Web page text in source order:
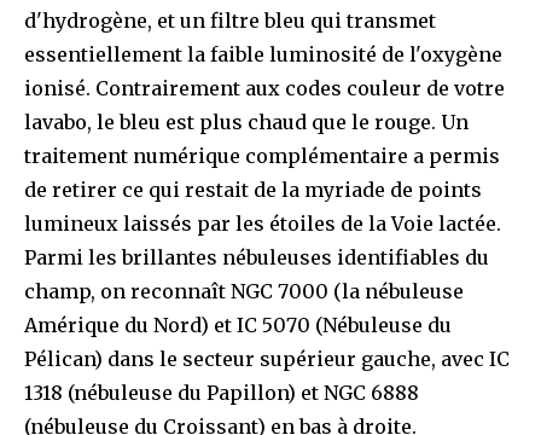
d'hydrogène, et un filtre bleu qui transmet
essentiellement la faible luminosité de l'oxygène
ionisé. Contrairement aux codes couleur de votre
lavabo, le bleu est plus chaud que le rouge. Un
traitement numérique complémentaire a permis
de retirer ce qui restait de la myriade de points
lumineux laissés par les étoiles de la Voie lactée.
Parmi les brillantes nébuleuses identifiables du
champ, on reconnaît NGC 7000 (la nébuleuse
Amérique du Nord) et IC 5070 (Nébuleuse du
Pélican) dans le secteur supérieur gauche, avec IC
1318 (nébuleuse du Papillon) et NGC 6888
(nébuleuse du Croissant) en bas à droite.